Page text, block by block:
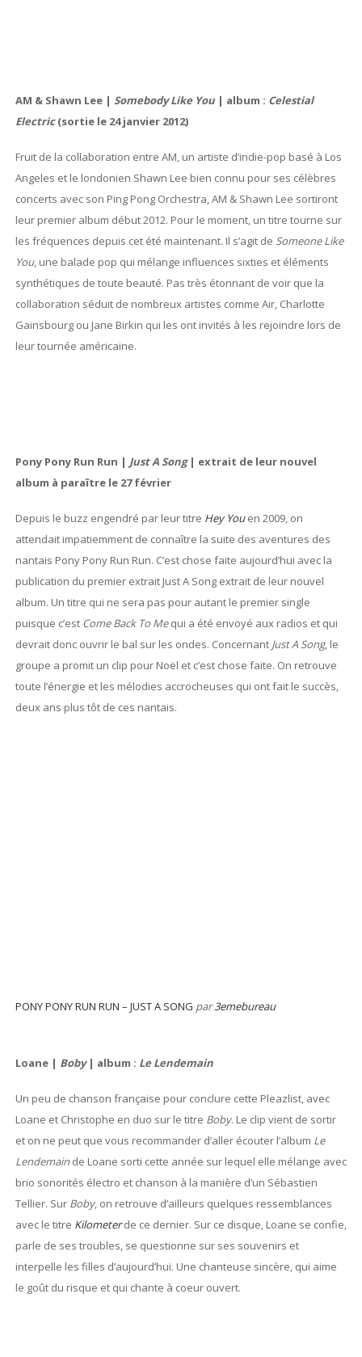
AM & Shawn Lee | Somebody Like You| album : Celestial
Electric(sortie le 24 janvier 2012)
Fruit de la collaboration entre AM, un artiste d’indie-pop basé à Los
Angeles et le londonien Shawn Lee bien connu pour ses célèbres
concerts avec son Ping Pong Orchestra, AM & Shawn Lee sortiront
leur premier album début 2012. Pour le moment, un titre tourne sur
les fréquences depuis cet été maintenant. Il s’agit de Someone Like
You, une balade pop qui mélange influences sixties et éléments
synthétiques de toute beauté. Pas très étonnant de voir que la
collaboration séduit de nombreux artistes comme Air, Charlotte
Gainsbourg ou Jane Birkin qui les ont invités à les rejoindre lors de
leur tournée américaine.
Pony Pony Run Run | Just A Song| extrait de leur nouvel
album à paraître le 27 février
Depuis le buzz engendré par leur titre Hey Youen 2009, on
attendait impatiemment de connaître la suite des aventures des
nantais Pony Pony Run Run. C’est chose faite aujourd’hui avec la
publication du premier extrait Just A Song extrait de leur nouvel
album. Un titre qui ne sera pas pour autant le premier single
puisque c’estCome Back To Mequi a été envoyé aux radios et qui
devrait donc ouvrir le bal sur les ondes. Concernant Just A Song, le
groupe a promit un clip pour Noël et c’est chose faite. On retrouve
toute l’énergie et les mélodies accrocheuses qui ont fait le succès,
deux ans plus tôt de ces nantais.
PONY PONY RUN RUN – JUST A SONG par3emebureau
Loane | Boby| album : Le Lendemain
Un peu de chanson française pour conclure cette Pleazlist, avec
Loane et Christophe en duo sur le titre Boby. Le clip vient de sortir
et on ne peut que vous recommander d’aller écouter l’album Le
Lendemainde Loane sorti cette année sur lequel elle mélange avec
brio sonorités électro et chanson à la manière d’un Sébastien
Tellier. Sur Boby, on retrouve d’ailleurs quelques ressemblances
avec le titre Kilometerde ce dernier. Sur ce disque, Loane se confie,
parle de ses troubles, se questionne sur ses souvenirs et
interpelle les filles d’aujourd’hui. Une chanteuse sincère, qui aime
le goût du risque et qui chante à coeur ouvert.